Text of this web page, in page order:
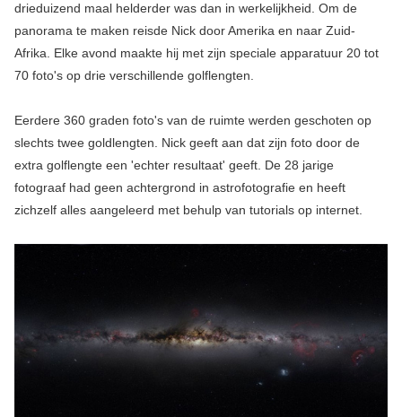
drieduizend maal helderder was dan in werkelijkheid. Om de
panorama te maken reisde Nick door Amerika en naar Zuid-
Afrika. Elke avond maakte hij met zijn speciale apparatuur 20 tot
70 foto's op drie verschillende golflengten.
Eerdere 360 graden foto's van de ruimte werden geschoten op
slechts twee goldlengten. Nick geeft aan dat zijn foto door de
extra golflengte een 'echter resultaat' geeft. De 28 jarige
fotograaf had geen achtergrond in astrofotografie en heeft
zichzelf alles aangeleerd met behulp van tutorials op internet.